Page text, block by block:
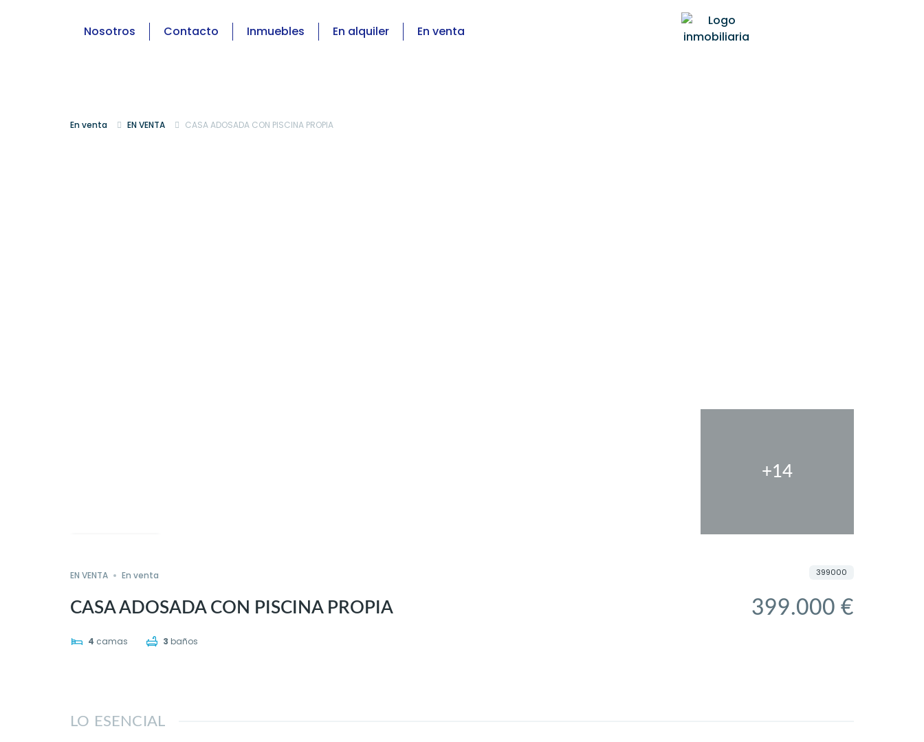
Nosotros Contacto Inmuebles En alquiler En venta
En venta EN VENTA CASA ADOSADA CON PISCINA PROPIA
+14
EN VENTA En venta
CASA ADOSADA CON PISCINA PROPIA
4 camas 3 baños
399.000 €
399000
LO ESENCIAL